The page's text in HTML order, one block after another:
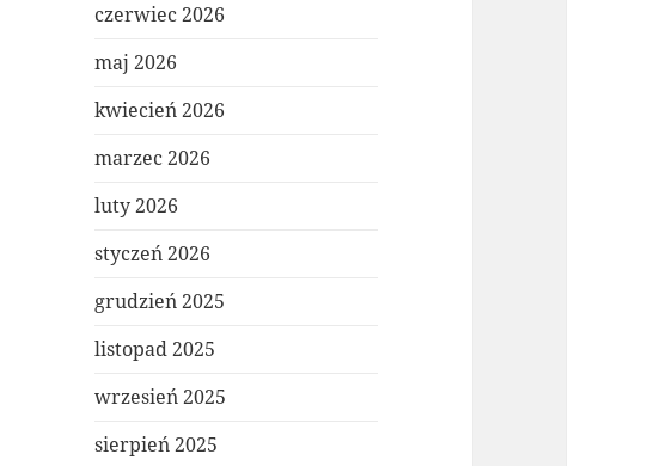
czerwiec 2026
maj 2026
kwiecień 2026
marzec 2026
luty 2026
styczeń 2026
grudzień 2025
listopad 2025
wrzesień 2025
sierpień 2025